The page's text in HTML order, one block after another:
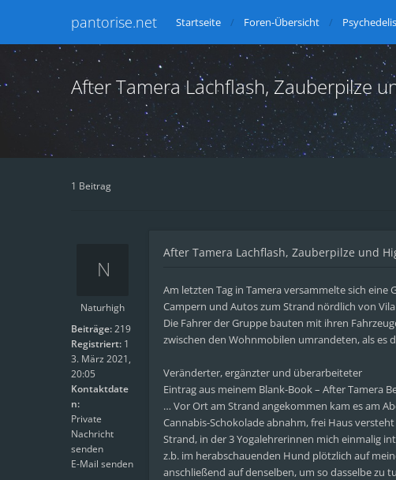
pantorise.net Startseite Foren-Übersicht
After Tamera Lachflash, Zauberpilze
1 Beitrag
Naturhigh
Beiträge:219
Registriert: 1
3. März 2021,
20:05
Kontaktdate
n:
Private
Nachricht
senden
E-Mail senden
After Tamera Lachflash, Zauberpilze und
Am letzten Tag in Tamera versammelte sich
Campern und Autos zum Strand nördlich von
Die Fahrer der Gruppe bauten mit ihren
zwischen den Wohnmobilen umrandeten, als es
Veränderter, ergänzter und überarbeiteter
Eintrag aus meinem Blank-Book – After Tamera
… Vor Ort am Strand angekommen kam es am
Cannabis-Schokolade abnahm, frei Haus
Strand, in der 3 Yogalehrerinnen mich einmalig
z.b. im herabschauenden Hund plötzlich auf
anschließend auf denselben, um so dasselbe zu